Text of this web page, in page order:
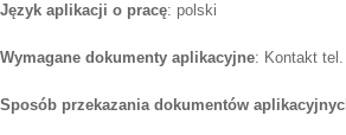
Język aplikacji o pracę: polski
Wymagane dokumenty aplikacyjne: Kontakt
Sposób przekazania dokumentów